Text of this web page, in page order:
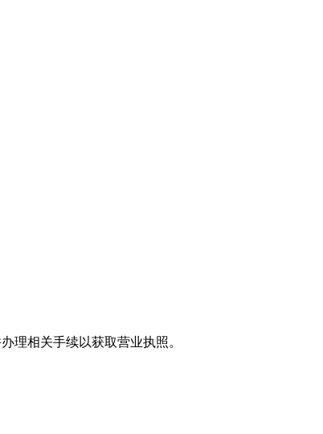
理相关手续以获取营业执照。